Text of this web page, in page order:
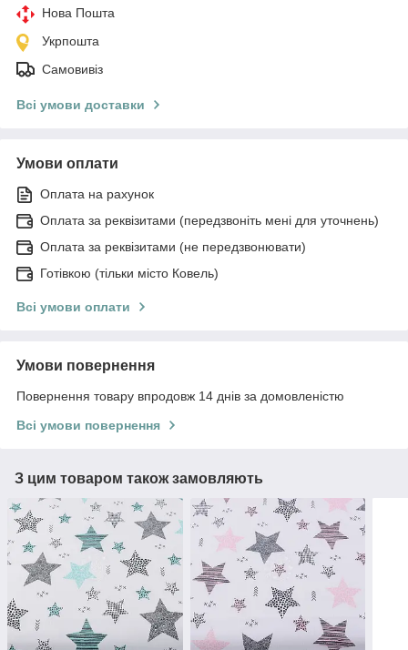
Нова Пошта
Укрпошта
Самовивіз
Всі умови доставки
Умови оплати
Оплата на рахунок
Оплата за реквізитами (передзвоніть мені для уточнень)
Оплата за реквізитами (не передзвонювати)
Готівкою (тільки місто Ковель)
Всі умови оплати
Умови повернення
Повернення товару впродовж 14 днів за домовленістю
Всі умови повернення
З цим товаром також замовляють